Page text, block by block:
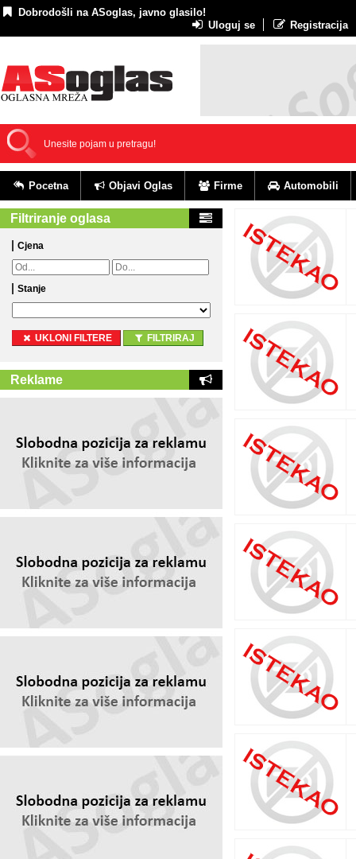
Dobrodošli na ASoglas, javno glasilo!
Uloguj se
Registracija
Pocetna Objavi Oglas Firme Automobili
Filtriranje oglasa
Cjena
Stanje
UKLONI FILTERE FILTRIRAJ
Reklame